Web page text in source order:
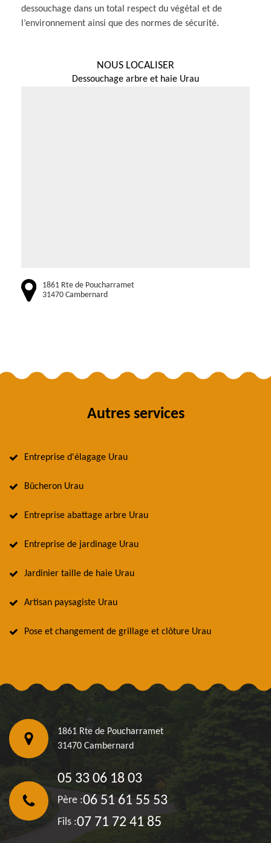
dessouchage dans un total respect du végétal et de
l’environnement ainsi que des normes de sécurité.
NOUS LOCALISER
Dessouchage arbre et haie Urau
1861 Rte de Poucharramet
31470 Cambernard
Autres services
Entreprise d'élagage Urau
Bûcheron Urau
Entreprise abattage arbre Urau
Entreprise de jardinage Urau
Jardinier taille de haie Urau
Artisan paysagiste Urau
Pose et changement de grillage et clôture Urau
1861 Rte de Poucharramet
31470 Cambernard
05 33 06 18 03
Père :06 51 61 55 53
Fils :07 71 72 41 85